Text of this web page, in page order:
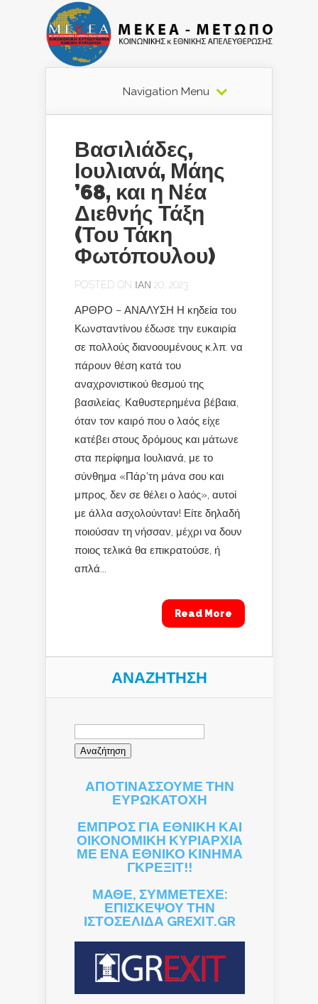
Navigation Menu
Βασιλιάδες,
Ιουλιανά, Μάης
’68, και η Νέα
Διεθνής Τάξη
(Του Τάκη
Φωτόπουλου)
POSTED ON ΙΑΝ 20, 2023
ΑΡΘΡΟ – ΑΝΑΛΥΣΗ Η κηδεία του
Κωνσταντίνου έδωσε την ευκαιρία
σε πολλούς διανοουμένους κ.λπ. να
πάρουν θέση κατά του
αναχρονιστικού θεσμού της
βασιλείας. Καθυστερημένα βέβαια,
όταν τον καιρό που ο λαός είχε
κατέβει στους δρόμους και μάτωνε
στα περίφημα Ιουλιανά, με το
σύνθημα «Πάρ’τη μάνα σου και
μπρος, δεν σε θέλει ο λαός», αυτοί
με άλλα ασχολούνταν! Είτε δηλαδή
ποιούσαν τη νήσσαν, μέχρι να δουν
ποιος τελικά θα επικρατούσε, ή
απλά...
Read More
ΑΝΑΖΉΤΗΣΗ
Αναζήτηση
ΑΠΟΤΙΝΑΣΣΟΥΜΕ ΤΗΝ
ΕΥΡΩΚΑΤΟΧΗ
ΕΜΠΡΟΣ ΓΙΑ ΕΘΝΙΚΗ ΚΑΙ
ΟΙΚΟΝΟΜΙΚΗ ΚΥΡΙΑΡΧΙΑ
ΜΕ ΕΝΑ ΕΘΝΙΚΟ ΚΙΝΗΜΑ
ΓΚΡΕΞΙΤ!!
ΜΑΘΕ, ΣΥΜΜΕΤΕΧΕ:
ΕΠΙΣΚΕΨΟΥ ΤΗΝ
ΙΣΤΟΣΕΛΙΔΑ GREXIT.GR